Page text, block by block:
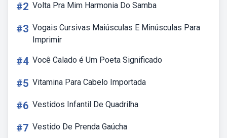
#2 Volta Pra Mim Harmonia Do Samba
#3 Vogais Cursivas Maiúsculas E Minúsculas Para
Imprimir
#4 Você Calado é Um Poeta Significado
#5 Vitamina Para Cabelo Importada
#6 Vestidos Infantil De Quadrilha
#7 Vestido De Prenda Gaúcha